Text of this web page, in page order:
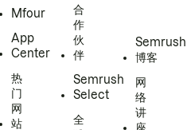
Mfour
App
Center
热
门
网
站
合
作
伙
伴
Semrush
Select
全
Semrush
博客
网
络
讲